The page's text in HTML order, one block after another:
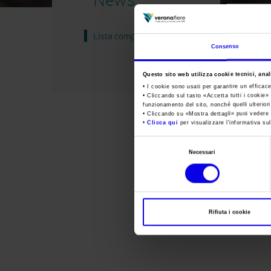
Consenso
Questo sito web utilizza cookie tecnici,
• I cookie sono usati per garantire un
• Cliccando sul tasto «Accetta tutti i cookie»
funzionamento del sito, nonché quelli
• Cliccando su «Mostra dettagli» puoi
•Clicca qui per visualizzare l'informativa
Necessari
Rifiuta i cookie
Lista completa